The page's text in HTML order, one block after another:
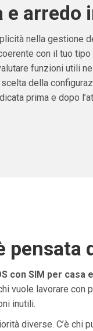
e arredo
nella gestione
con il tuo
funzioni utili
della
prima e dopo
pensata
con SIM per casa
vuole lavorare con
inutili.
diverse. C’è chi